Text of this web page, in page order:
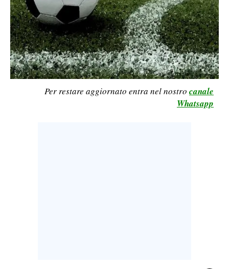
POLITICA
ECONOMIA
SERVIZI ALLE IMPRESE
LAVORO
Per restare aggiornato entra nel nostro canale
Whatsapp